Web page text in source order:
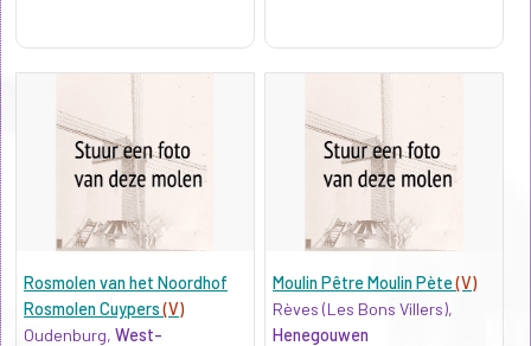
Rosmolen van het Noordhof
Rosmolen Cuypers(V)
Oudenburg, West-
Moulin Pêtre Moulin Pète(V)
Rèves (Les Bons Villers),
Henegouwen